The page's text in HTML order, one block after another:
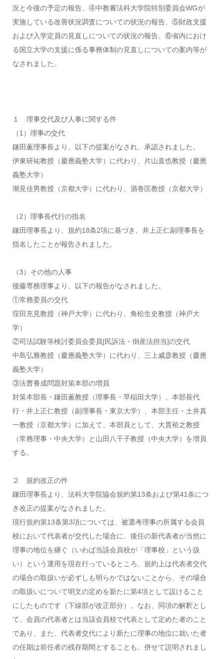
況と今後の予定の報告、④中教審法科大学院特別委員会WGが
実施している改善状況調査についての状況の報告、⑤財政支援
および入学定員の見直しについての状況の報告、⑥省内におけ
る国立大学の支援に係る事務体制の見直しについての案内等が
なされました。
１ 理事交代及び人事に関する件
（1）理事の交代
鎌田薫理事長より、以下の提案がなされ、承認されました。
伊東研祐教授（慶應義塾大学）に代わり、片山直也教授（慶應
義塾大学）
潮見佳男教授（京都大学）に代わり、酒巻匡教授（京都大学）
（2）理事長代行の指名
鎌田理事長より、規約18条2項に基づき、井上正仁副理事長を
指名したことが報告されました。
（3）その他の人事
後藤専務理事より、以下の報告がなされました。
①常務委員の交代
窪田充見教授（神戸大学）に代わり、角松生史教授（神戸大
学）
②司法試験等検討委員会委員[民訴法・倒産法担当]の交代
中島弘雅教授（慶應義塾大学）に代わり、三上威彦教授（慶應
義塾大学）
③法曹養成問題対策本部の増員
対策本部長・鎌田薫教授（理事長・早稲田大学）、本部長代
行・井上正仁教授（副理事長・東京大学）、本部主任・土井真
一教授（京都大学）に加えて、本部員として、大貫裕之教授
（常務理事・中央大学）と山田八千子教授（中央大学）を増員
する。
２ 規約改正の件
鎌田理事長より、法科大学院協会規約第13条および第41条につ
き改正の提案がなされました。
現行規約第13条第3項については、被選考理事の所属する会員
校において代表者が交代した場合に、後任の新代表者が当然に
理事の地位を継ぐ（いわば当該会員校が「理事校」という扱
い）という運用を現在行っているところ、規約上は代表者交代
の場合の取扱いが必ずしも明らかではないことから、その場合
の取扱いについて明文の定めを新たに第4項として設けること
にしたものです（下線部が改正部分）。なお、同項の解釈とし
て、会員の代表者とは当該会員校で代表として定めた者のこと
であり、また、代表者交代により新たに理事の地位に就いた者
の任期は前任者の残存期間とすることも、併せて説明されまし